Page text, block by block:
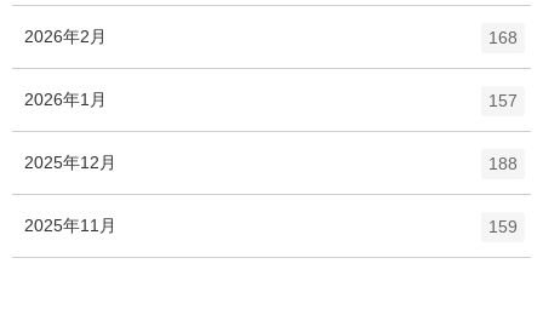
ー
ー
2026年2月
ー
数
168
2026年1月
リ
ー
数
157
2025年12月
ー
188
2025年11月 159